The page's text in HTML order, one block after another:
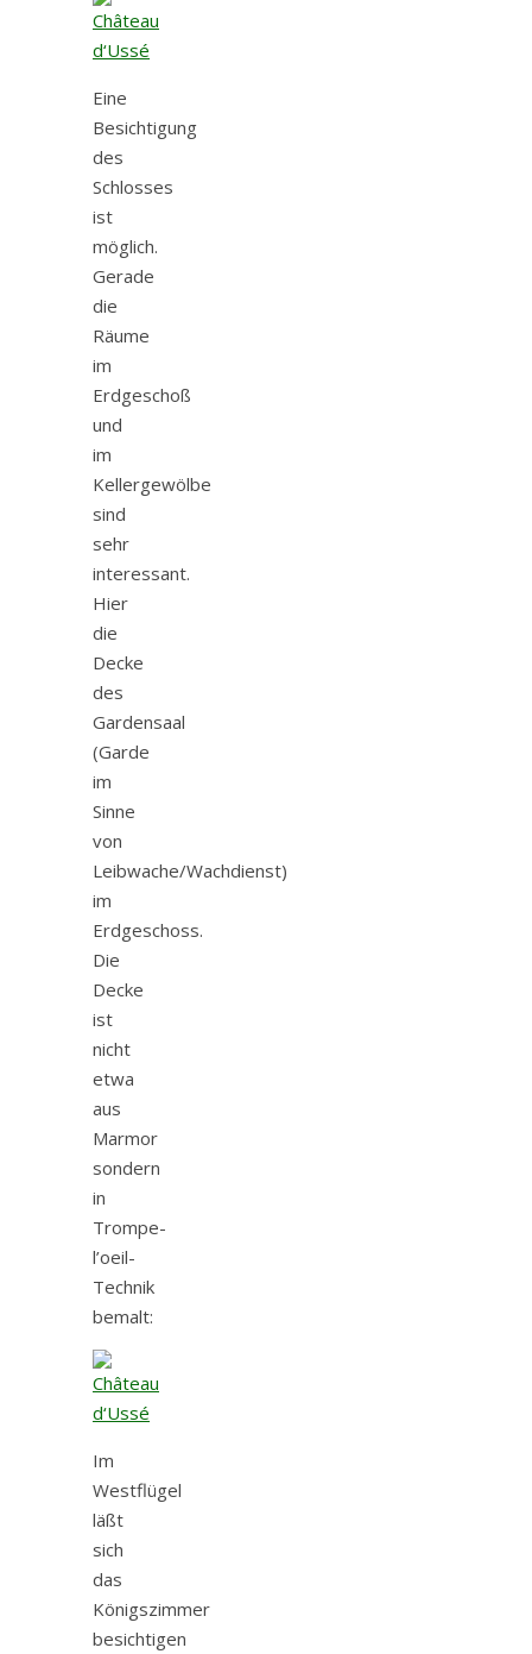
Eine
Besichtigung
des
Schlosses
ist
möglich.
Gerade
die
Räume
im
Erdgeschoß
und
im
Kellergewölbe
sind
sehr
interessant.
Hier
die
Decke
des
Gardensaal
(Garde
im
Sinne
von
Leibwache/Wachdienst)
im
Erdgeschoss.
Die
Decke
ist
nicht
etwa
aus
Marmor
sondern
in
Trompe-
l’oeil-
Technik
bemalt:
Im
Westflügel
läßt
sich
das
Königszimmer
besichtigen